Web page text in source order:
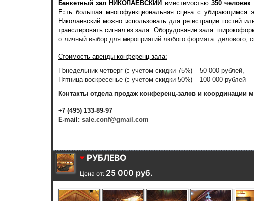
Банкетный зал НИКОЛАЕВСКИЙ вместимостью 350 человек
Есть большая многофункциональная сцена с убирающимся
Николаевский можно использовать для регистрации гостей
транслировать сигнал из зала. Оборудование зала:
отличный выбор для мероприятий любого формата: делового,
Стоимость аренды конференц-зала:
Понедельник-четверг (с учетом скидки 75%) – 50 000 рублей,
Пятница-воскресенье (с учетом скидки 50%) – 100 000 рублей
Контакты отдела продаж конференц-залов и координации
+7 (495) 133-89-97
E-mail: sale.conf@gmail.com
РУБЛЕВО
Цена от: 25 000 руб.